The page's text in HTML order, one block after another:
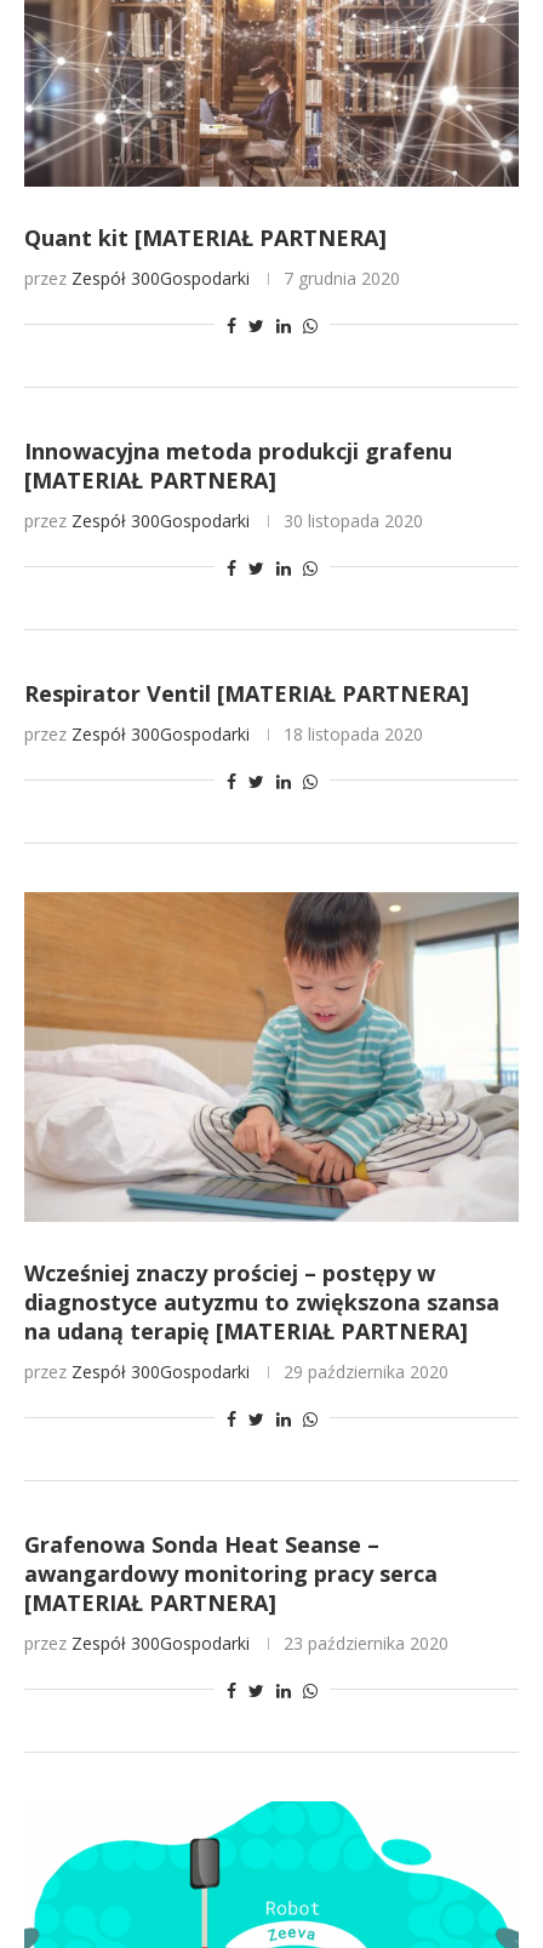
Quant kit [MATERIAŁ PARTNERA]
przez Zespół 300Gospodarki 7 grudnia 2020
Innowacyjna metoda produkcji grafenu
[MATERIAŁ PARTNERA]
przez Zespół 300Gospodarki 30 listopada 2020
Respirator Ventil [MATERIAŁ PARTNERA]
przez Zespół 300Gospodarki 18 listopada 2020
Wcześniej znaczy prościej – postępy w
diagnostyce autyzmu to zwiększona szansa
na udaną terapię [MATERIAŁ PARTNERA]
przez Zespół 300Gospodarki 29 października 2020
Grafenowa Sonda Heat Seanse –
awangardowy monitoring pracy serca
[MATERIAŁ PARTNERA]
przez Zespół 300Gospodarki 23 października 2020